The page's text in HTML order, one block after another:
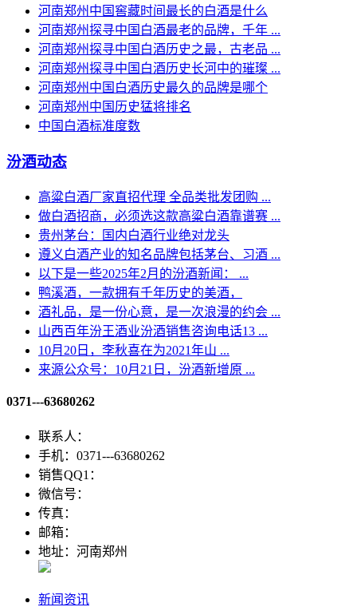
河南郑州中国窖藏时间最长的白酒是什么
河南郑州探寻中国白酒最老的品牌，千年 ...
河南郑州探寻中国白酒历史之最，古老品 ...
河南郑州探寻中国白酒历史长河中的璀璨 ...
河南郑州中国白酒历史最久的品牌是哪个
河南郑州中国历史猛将排名
中国白酒标准度数
汾酒动态
高粱白酒厂家直招代理 全品类批发团购 ...
做白酒招商，必须选这款高粱白酒靠谱赛 ...
贵州茅台​：国内白酒行业绝对龙头
遵义白酒产业的知名品牌包括茅台、习酒 ...
以下是一些2025年2月的汾酒新闻： ...
鸭溪酒，一款拥有千年历史的美酒，
酒礼品，是一份心意，是一次浪漫的约会 ...
山西百年汾王酒业汾酒销售咨询电话13 ...
10月20日，李秋喜在为2021年山 ...
来源公众号：10月21日，汾酒新增原 ...
0371---63680262
联系人：
手机：0371---63680262
销售QQ1：
微信号：
传真：
邮箱：
地址：河南郑州
新闻资讯